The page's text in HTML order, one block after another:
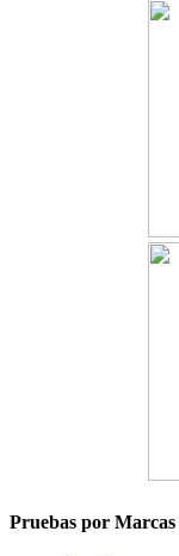
Pruebas por Marcas